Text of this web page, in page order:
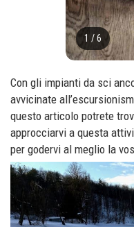
1 /6
Con gli impianti da sci
avvicinate
questo articolo potrete
approcciarvi a questa
per godervi al meglio la